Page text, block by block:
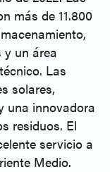
más de 11.800
y un área
Las
solares,
una innovadora
residuos. El
servicio a
Medio.